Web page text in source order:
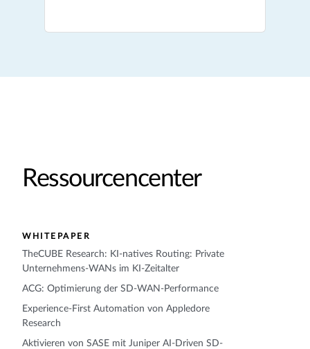
Ressourcencenter
WHITEPAPER
TheCUBE Research: KI-natives Routing: Private
Unternehmens-WANs im KI-Zeitalter
ACG: Optimierung der SD-WAN-Performance
Experience-First Automation von Appledore
Research
Aktivieren von SASE mit Juniper AI-Driven SD-